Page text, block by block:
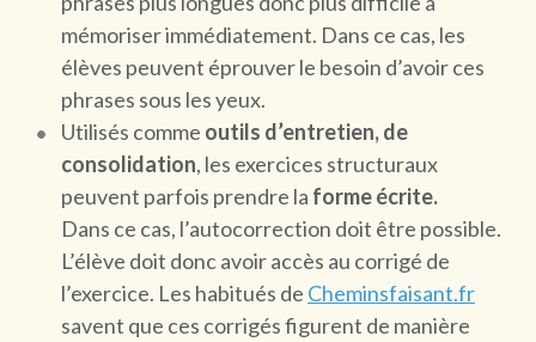
mémoriser immédiatement. Dans ce cas, les
élèves peuvent éprouver le besoin d’avoir ces
phrases sous les yeux.
Utilisés comme outils d’entretien, de
consolidation, les exercices structuraux
peuvent parfois prendre la forme écrite.
Dans ce cas, l’autocorrection doit être possible.
L’élève doit donc avoir accès au corrigé de
l’exercice. Les habitués de Cheminsfaisant.fr
savent que ces corrigés figurent de manière